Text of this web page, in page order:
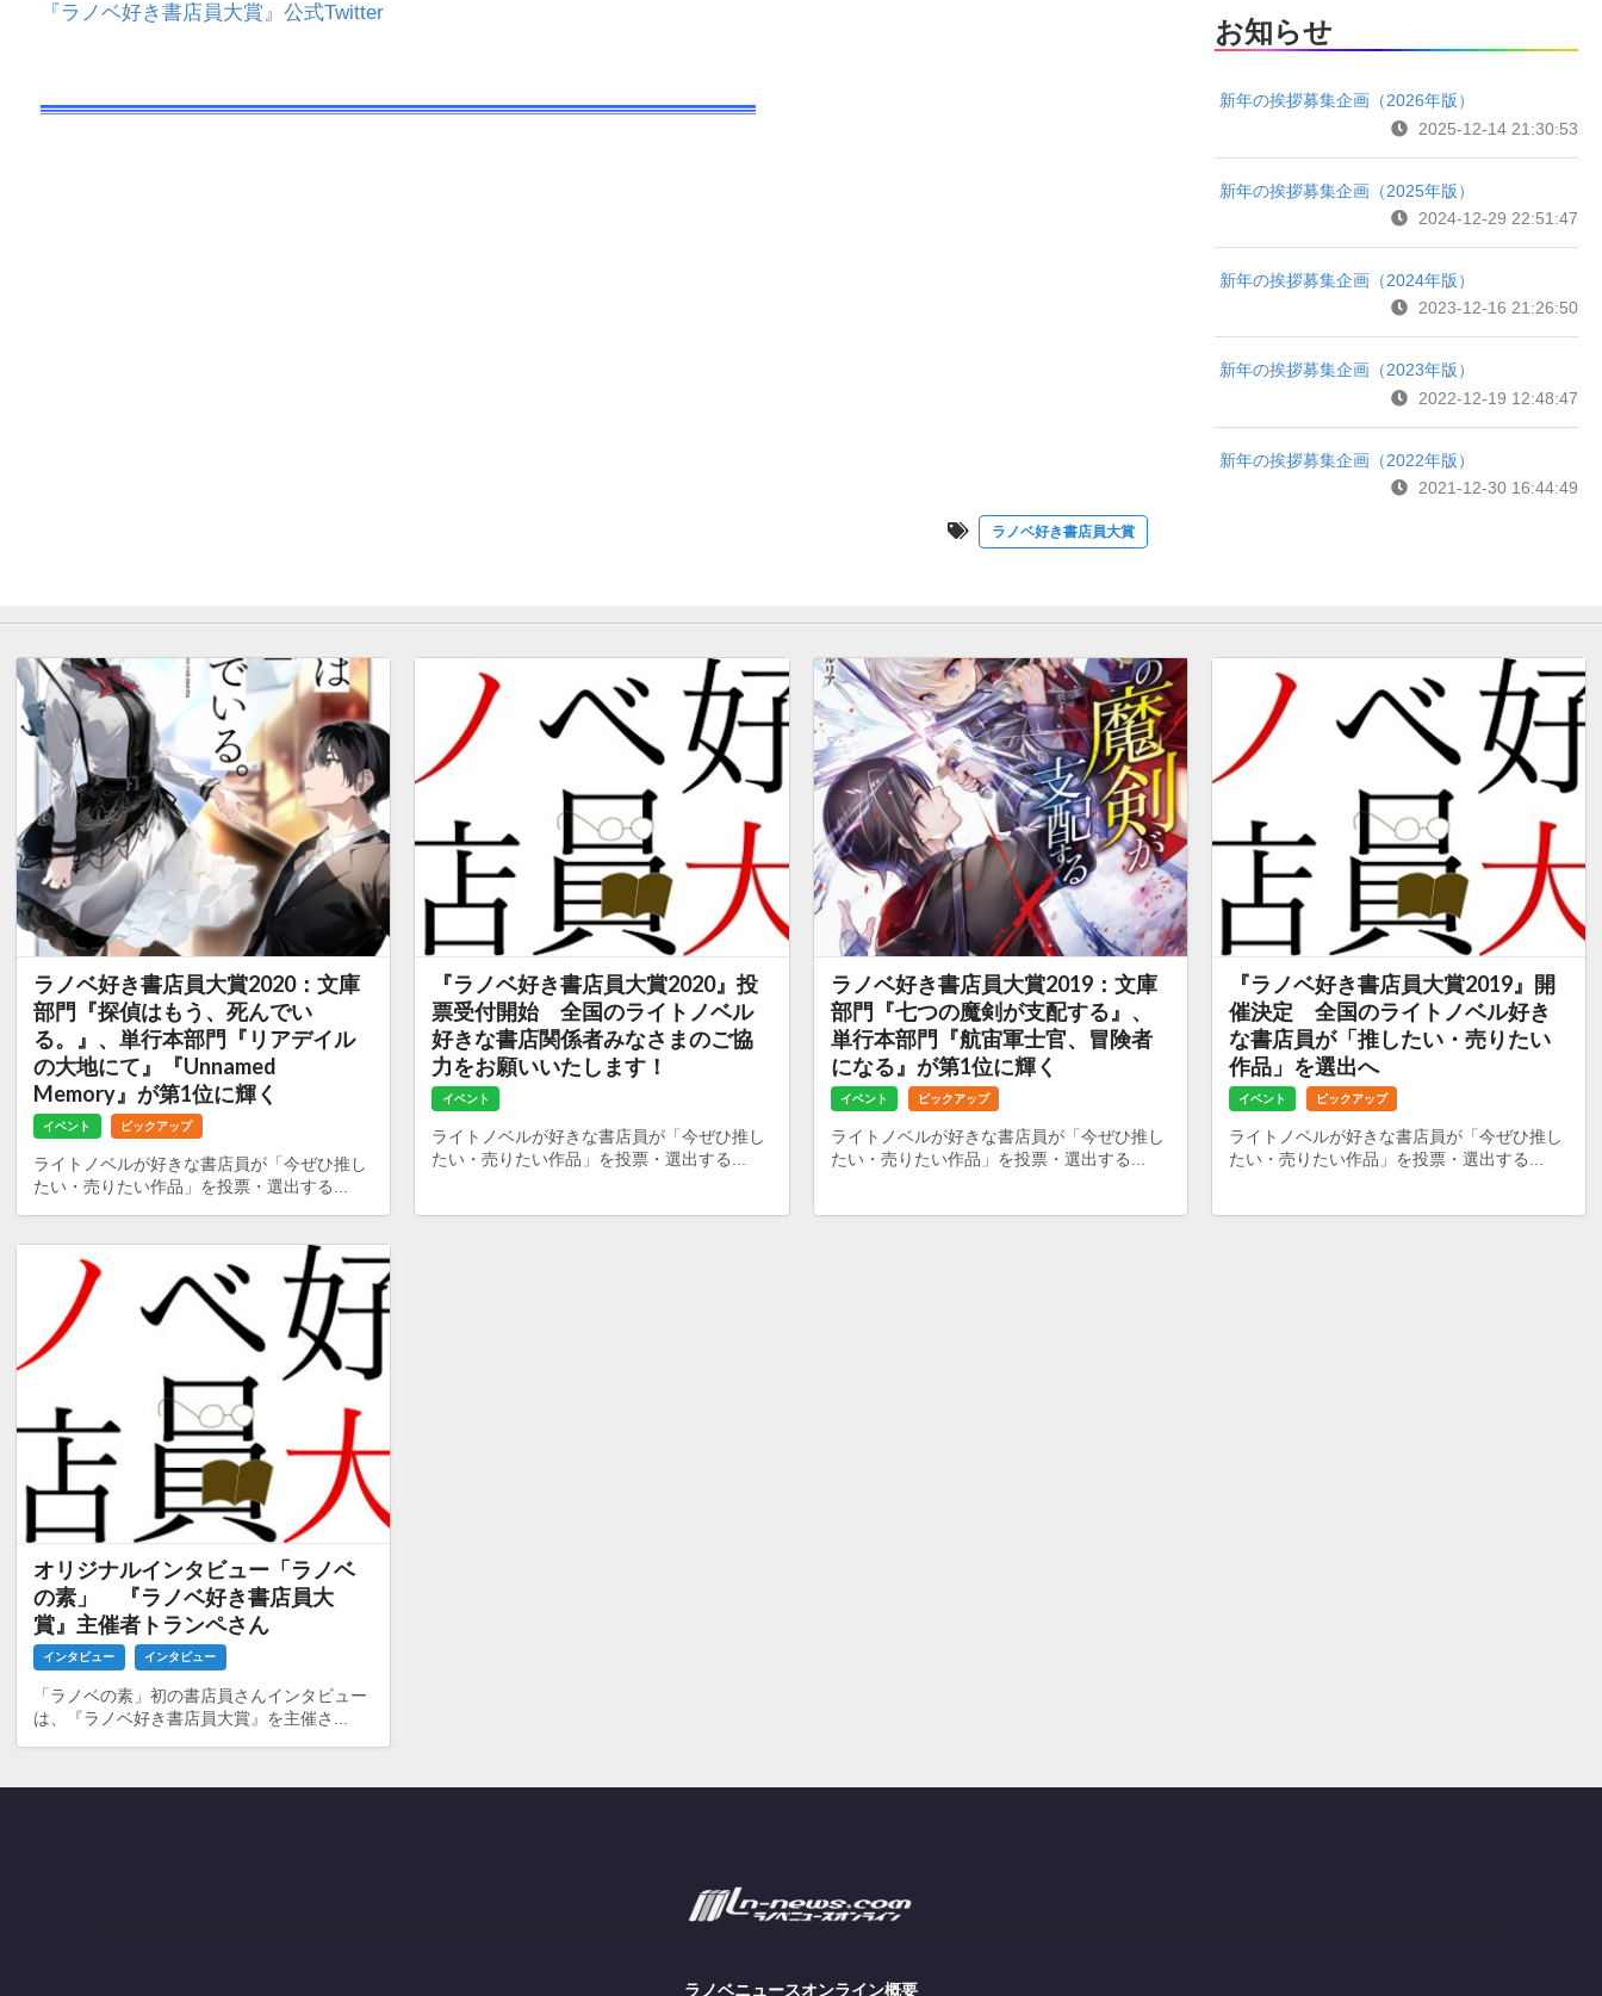
『ラノベ好き書店員大賞』公式Twitter
ラノベ好き書店員大賞
お知らせ
新年の挨拶募集企画（2026年版）
2025-12-14 21:30:53
新年の挨拶募集企画（2025年版）
2024-12-29 22:51:47
新年の挨拶募集企画（2024年版）
2023-12-16 21:26:50
新年の挨拶募集企画（2023年版）
2022-12-19 12:48:47
新年の挨拶募集企画（2022年版）
2021-12-30 16:44:49
ラノベ好き書店員大賞2020：文庫
部門『探偵はもう、死んでい
る。』、単行本部門『リアデイル
の大地にて』『Unnamed
Memory』が第1位に輝く
イベント ピックアップ
ライトノベルが好きな書店員が「今ぜひ推し
たい・売りたい作品」を投票・選出する...
『ラノベ好き書店員大賞2020』投
票受付開始 全国のライトノベル
好きな書店関係者みなさまのご協
力をお願いいたします！
イベント
ライトノベルが好きな書店員が「今ぜひ推し
たい・売りたい作品」を投票・選出する...
ラノベ好き書店員大賞2019：文庫
部門『七つの魔剣が支配する』、
単行本部門『航宙軍士官、冒険者
になる』が第1位に輝く
イベント ピックアップ
ライトノベルが好きな書店員が「今ぜひ推し
たい・売りたい作品」を投票・選出する...
『ラノベ好き書店員大賞2019』開
催決定 全国のライトノベル好き
な書店員が「推したい・売りたい
作品」を選出へ
イベント ピックアップ
ライトノベルが好きな書店員が「今ぜひ推し
たい・売りたい作品」を投票・選出する...
オリジナルインタビュー「ラノベ
の素」 『ラノベ好き書店員大
賞』主催者トランペさん
インタビュー インタビュー
「ラノベの素」初の書店員さんインタビュー
は、『ラノベ好き書店員大賞』を主催さ...
ラノベニュースオンライン概要